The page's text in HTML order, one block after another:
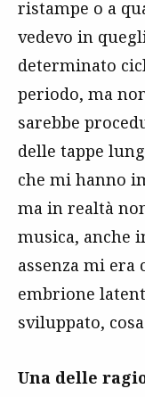
ristampe o a
vedevo in
determinato
periodo, ma
sarebbe
delle tappe
che mi hanno
ma in realtà
musica, anche
assenza mi era
embrione
sviluppato,
Una delle